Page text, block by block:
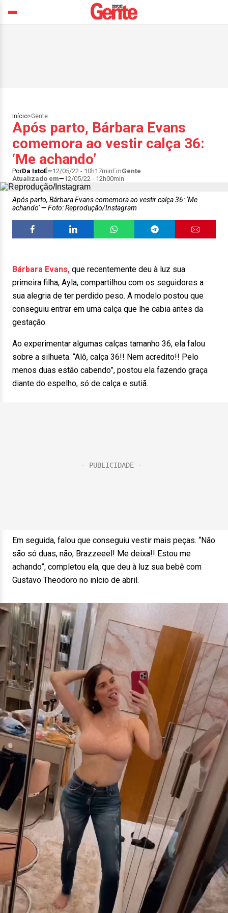
Início>Gente
Após parto, Bárbara Evans
comemora ao vestir calça 36:
‘Me achando’
PorDa IstoÉ 12/05/22 - 10h17minEmGente
Atualizado em
12/05/22 - 12h00min
Após parto, Bárbara Evans comemora ao vestir calça 36: ‘Me
achando’
Foto: Reprodução/Instagram
Bárbara Evans, que recentemente deu à luz sua
primeira filha, Ayla, compartilhou com os seguidores a
sua alegria de ter perdido peso. A modelo postou que
conseguiu entrar em uma calça que lhe cabia antes da
gestação.
Ao experimentar algumas calças tamanho 36, ela falou
sobre a silhueta. “Alô, calça 36!! Nem acredito!! Pelo
menos duas estão cabendo”, postou ela fazendo graça
diante do espelho, só de calça e sutiã.
Em seguida, falou que conseguiu vestir mais peças. “Não
são só duas, não, Brazzeeel! Me deixa!! Estou me
achando”, completou ela, que deu à luz sua bebê com
Gustavo Theodoro no início de abril.
Tocador
de
vídeo